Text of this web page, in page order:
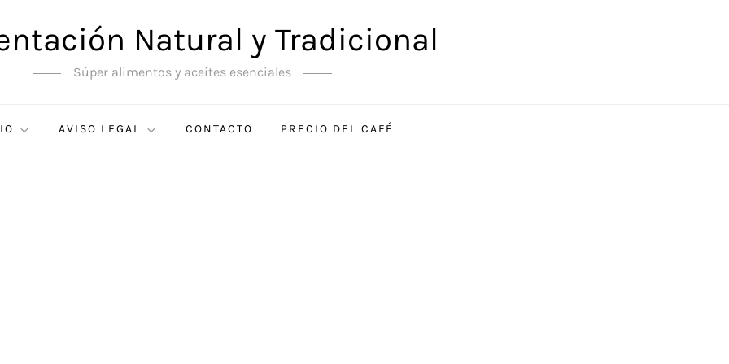
Natural y Tradicional
Súper alimentos y aceites esenciales
AVISO LEGAL CONTACTO PRECIO DEL CAFÉ